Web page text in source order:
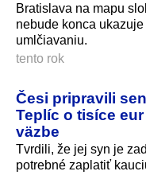
Bratislava na mapu
nebude konca
umlčiavaniu.
tento rok
Česi pripravili
Teplíc o tisíce
väzbe
Tvrdili, že jej syn je
potrebné zaplatiť